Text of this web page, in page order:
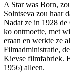
A Star was Born,
Solntseva zou haar
Nadat ze in 1928
ko ontmoette, met
eraan en werkte ze
Filmadministratie,
Kievse filmfabriek.
1956) alleen.